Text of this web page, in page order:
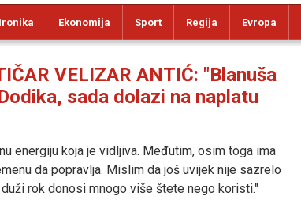
Ekonomija Sport Regija Evropa
VELIZAR ANTIĆ: "Blanuša
sada dolazi na naplatu
energiju koja je vidljiva. Međutim, osim toga ima
da popravlja. Mislim da još uvijek nije sazrelo
rok donosi mnogo više štete nego koristi."